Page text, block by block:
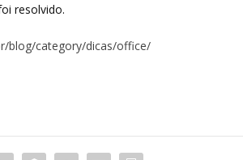
resolvido.
blog/category/dicas/office/